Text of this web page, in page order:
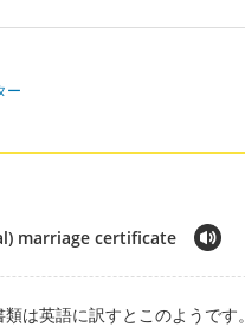
ー
marriage certificate
は英語に訳すとこのようです。